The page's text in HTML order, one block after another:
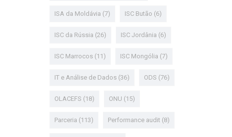
ISA da Moldávia (7) ISC Butão (6)
ISC da Rússia (26) ISC Jordânia (6)
ISC Marrocos(11) ISC Mongólia (7)
IT e Análise de Dados(36) ODS (76)
OLACEFS (18) ONU (15)
Parceria (113) Performance audit (8)